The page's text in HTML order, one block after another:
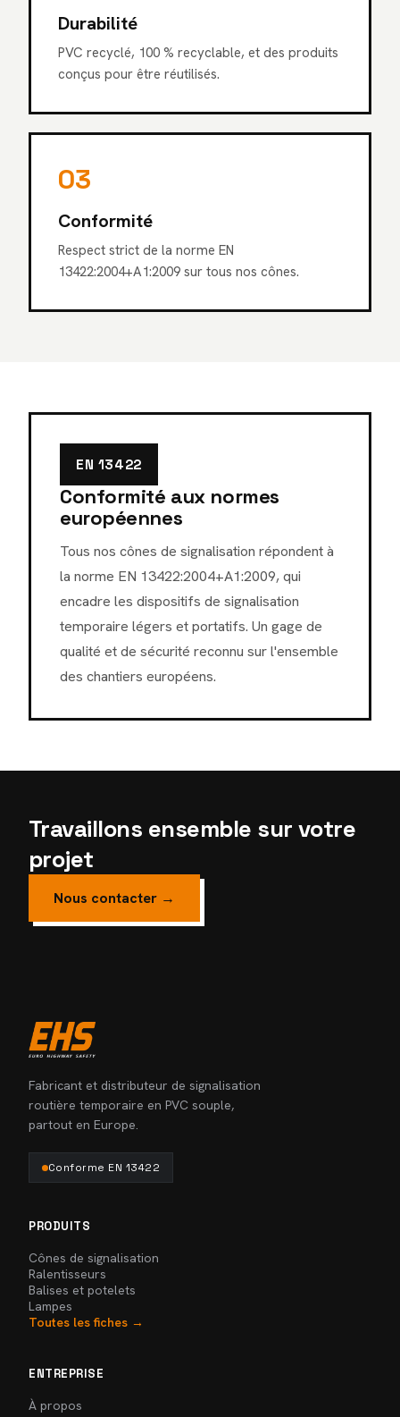
Durabilité
PVC recyclé, 100 % recyclable, et des produits
conçus pour être réutilisés.
03
Conformité
Respect strict de la norme EN
13422:2004+A1:2009 sur tous nos cônes.
EN 13422
Conformité aux normes
européennes
Tous nos cônes de signalisation répondent à
la norme EN 13422:2004+A1:2009, qui
encadre les dispositifs de signalisation
temporaire légers et portatifs. Un gage de
qualité et de sécurité reconnu sur l'ensemble
des chantiers européens.
Travaillons ensemble sur votre
projet
Nous contacter →
Fabricant et distributeur de signalisation
routière temporaire en PVC souple,
partout en Europe.
Conforme EN 13422
PRODUITS
Cônes de signalisation
Ralentisseurs
Balises et potelets
Lampes
Toutes les fiches →
ENTREPRISE
À propos